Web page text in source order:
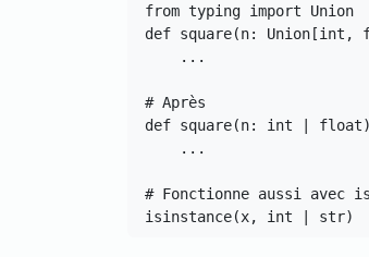
from typing import Union
def square(n:
# Après
def square(n: int |
# Fonctionne aussi avec